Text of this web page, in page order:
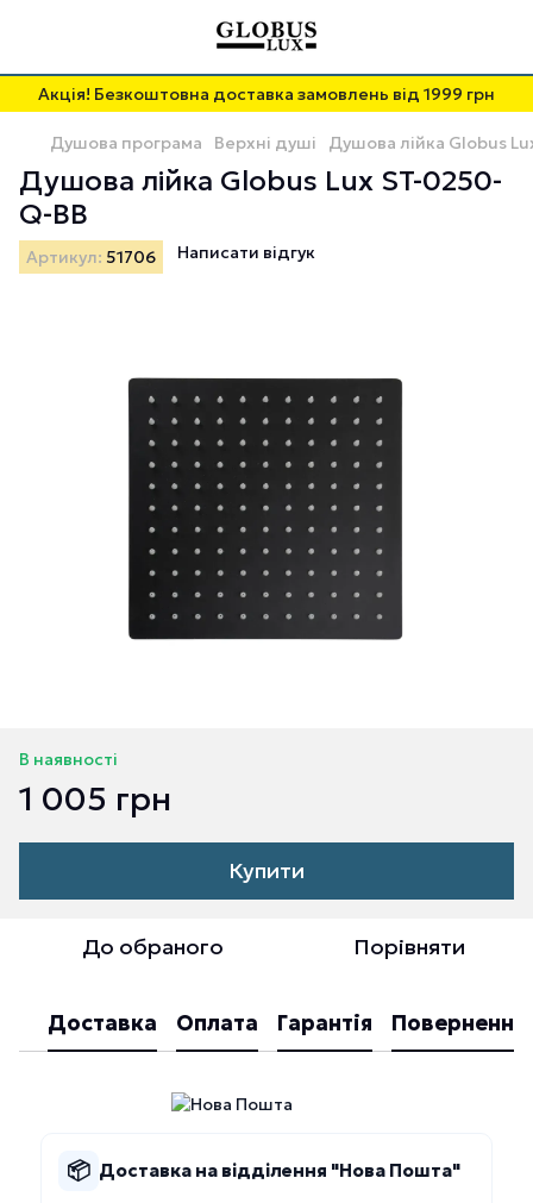
Акція! Безкоштовна доставка замовлень від 1999 грн
Душова програма Верхні душі Душова лійка Globus
Душова лійка Globus Lux ST-0250-
Q-BB
Артикул: 51706 Написати відгук
В наявності
1 005 грн
Купити
До обраного Порівняти
Доставка Оплата Гарантія Повернення
📦 Доставка на відділення "Нова Пошта"